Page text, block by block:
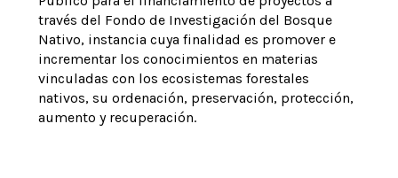
través del Fondo de Investigación del Bosque
Nativo, instancia cuya finalidad es promover e
incrementar los conocimientos en materias
vinculadas con los ecosistemas forestales
nativos, su ordenación, preservación, protección,
aumento y recuperación.